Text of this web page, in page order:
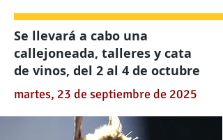
Se llevará a cabo una
callejoneada, talleres y cata
de vinos, del 2 al 4 de octubre
martes, 23 de septiembre de 2025